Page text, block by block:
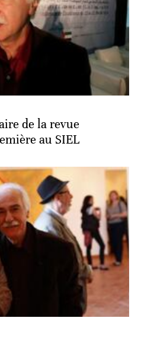
de la revue
au SIEL